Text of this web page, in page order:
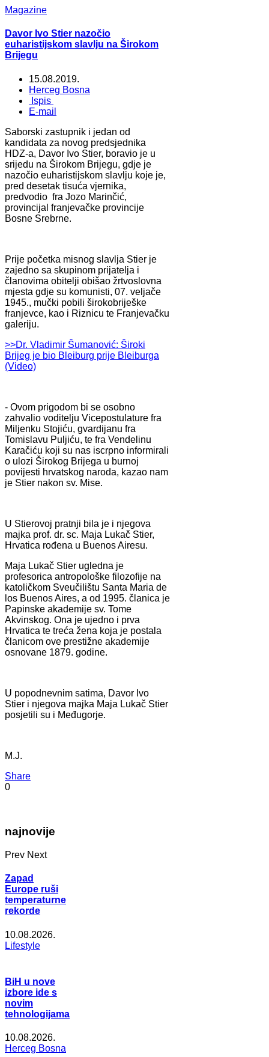
Magazine
Davor Ivo Stier nazočio
euharistijskom slavlju na Širokom
Brijegu
15.08.2019.
Herceg Bosna
Ispis
E-mail
Saborski zastupnik i jedan od
kandidata za novog predsjednika
HDZ-a, Davor Ivo Stier, boravio je u
srijedu na Širokom Brijegu, gdje je
nazočio euharistijskom slavlju koje je,
pred desetak tisuća vjernika,
predvodio fra Jozo Marinčić,
provincijal franjevačke provincije
Bosne Srebrne.
Prije početka misnog slavlja Stier je
zajedno sa skupinom prijatelja i
članovima obitelji obišao žrtvoslovna
mjesta gdje su komunisti, 07. veljače
1945., mučki pobili širokobriješke
franjevce, kao i Riznicu te Franjevačku
galeriju.
>>Dr. Vladimir Šumanović: Široki
Brijeg je bio Bleiburg prije Bleiburga
(Video)
- Ovom prigodom bi se osobno
zahvalio voditelju Vicepostulature fra
Miljenku Stojiću, gvardijanu fra
Tomislavu Puljiću, te fra Vendelinu
Karačiću koji su nas iscrpno informirali
o ulozi Širokog Brijega u burnoj
povijesti hrvatskog naroda, kazao nam
je Stier nakon sv. Mise.
U Stierovoj pratnji bila je i njegova
majka prof. dr. sc. Maja Lukač Stier,
Hrvatica rođena u Buenos Airesu.
Maja Lukač Stier ugledna je
profesorica antropološke filozofije na
katoličkom Sveučilištu Santa Maria de
los Buenos Aires, a od 1995. članica je
Papinske akademije sv. Tome
Akvinskog. Ona je ujedno i prva
Hrvatica te treća žena koja je postala
članicom ove prestižne akademije
osnovane 1879. godine.
U popodnevnim satima, Davor Ivo
Stier i njegova majka Maja Lukač Stier
posjetili su i Međugorje.
M.J.
Share
0
najnovije
Prev Next
Zapad
Europe ruši
temperaturne
rekorde
10.08.2026.
Lifestyle
BiH u nove
izbore ide s
novim
tehnologijama
10.08.2026.
Herceg Bosna